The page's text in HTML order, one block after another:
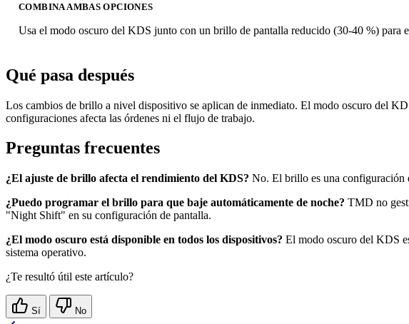
COMBINA AMBAS OPCIONES
Usa el modo oscuro del KDS junto con un brillo de pantalla reducido (30-40 %) para
Qué pasa después
Los cambios de brillo a nivel dispositivo se aplican de inmediato. El modo oscuro del
configuraciones afecta las órdenes ni el flujo de trabajo.
Preguntas frecuentes
¿El ajuste de brillo afecta el rendimiento del KDS? No. El brillo es una configuración
¿Puedo programar el brillo para que baje automáticamente de noche? TMD no
"Night Shift" en su configuración de pantalla.
¿El modo oscuro está disponible en todos los dispositivos? El modo oscuro del KDS
sistema operativo.
¿Te resultó útil este artículo?
Sí No